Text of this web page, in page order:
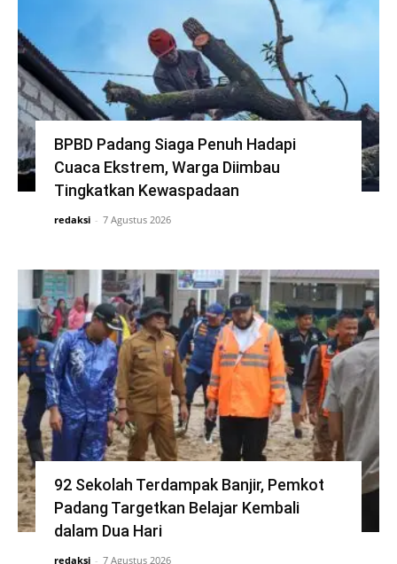
BPBD Padang Siaga Penuh Hadapi
Cuaca Ekstrem, Warga Diimbau
Tingkatkan Kewaspadaan
redaksi - 7 Agustus 2026
92 Sekolah Terdampak Banjir, Pemkot
Padang Targetkan Belajar Kembali
dalam Dua Hari
redaksi - 7 Agustus 2026